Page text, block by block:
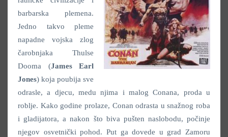
barbarska plemena.
Jedno takvo pleme
napadne vojska zlog
čarobnjaka Thulse
Dooma (James Earl
Jones) koja poubija sve
odrasle, a djecu, medu njima i malog Conana, proda u
roblje. Kako godine prolaze, Conan odrasta u snažnog roba
i gladijatora, a nakon što biva pušten naslobodu, počinje
njegov osvetnički pohod. Put ga dovede u grad Zamoru